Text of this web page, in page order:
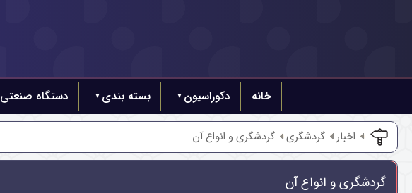
خانه دکوراسیون بسته بندی دستگاه صنعتی
اخبار گردشگری گردشگری و انواع آن
گردشگری و انواع آن